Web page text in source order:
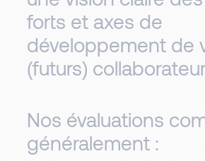
forts et axes de
développement de
(futurs)
Nos évaluations
généralement :